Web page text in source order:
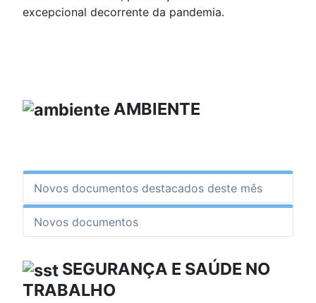
excepcional decorrente da pandemia.
AMBIENTE
Novos documentos destacados deste mês
Novos documentos
SEGURANÇA E SAÚDE NO
TRABALHO